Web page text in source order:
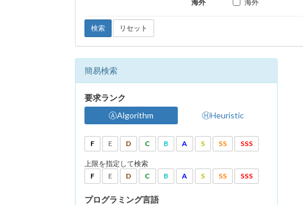
海外
海外
検索 リセット
簡易検索
要求ランク
ⒶAlgorithm
ⒽHeuristic
F E D C B A S SS SSS
上限を指定して検索
F
E D C B A S SS SSS
プログラミング言語